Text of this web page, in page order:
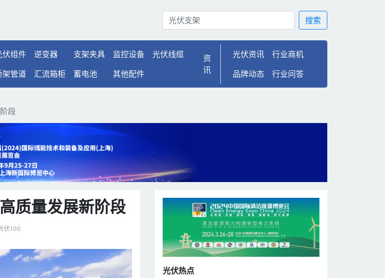
量发展新阶段 | 光伏100 搜索
伏组件 逆变器 支架夹具 监控设备
光伏线缆
架管道
汇流箱柜 蓄电池 其他配件
资
讯
光伏资讯
行业商机
品牌动态
行业问答
段
质量发展新阶段
伏100
光伏热点